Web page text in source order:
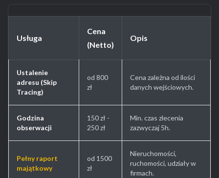
Usługa
Cena
(Netto)
Opis
Ustalenie
adresu (Skip
Tracing)
od 800
zł
Cena zależna od ilości
danych wejściowych.
Godzina
obserwacji
150 zł -
250 zł
Min. czas zlecenia
zazwyczaj 5h.
Pełny raport
majątkowy
od 1500
zł
Nieruchomości,
ruchomości, udziały w
firmach.